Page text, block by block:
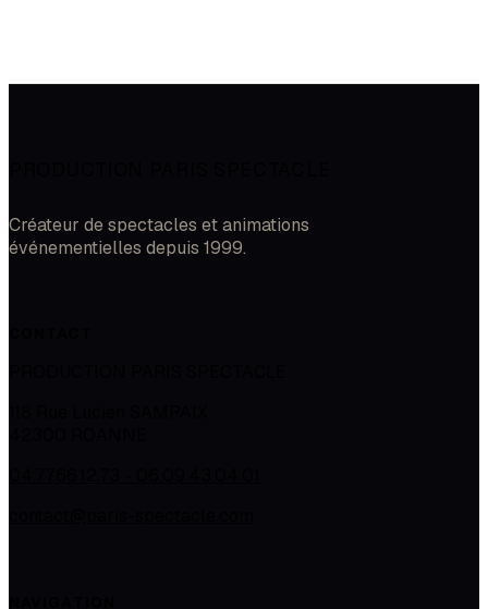
Créateur de spectacles et animations
événementielles depuis 1999.